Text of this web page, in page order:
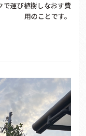
運び植樹しなおす費
用のことです。